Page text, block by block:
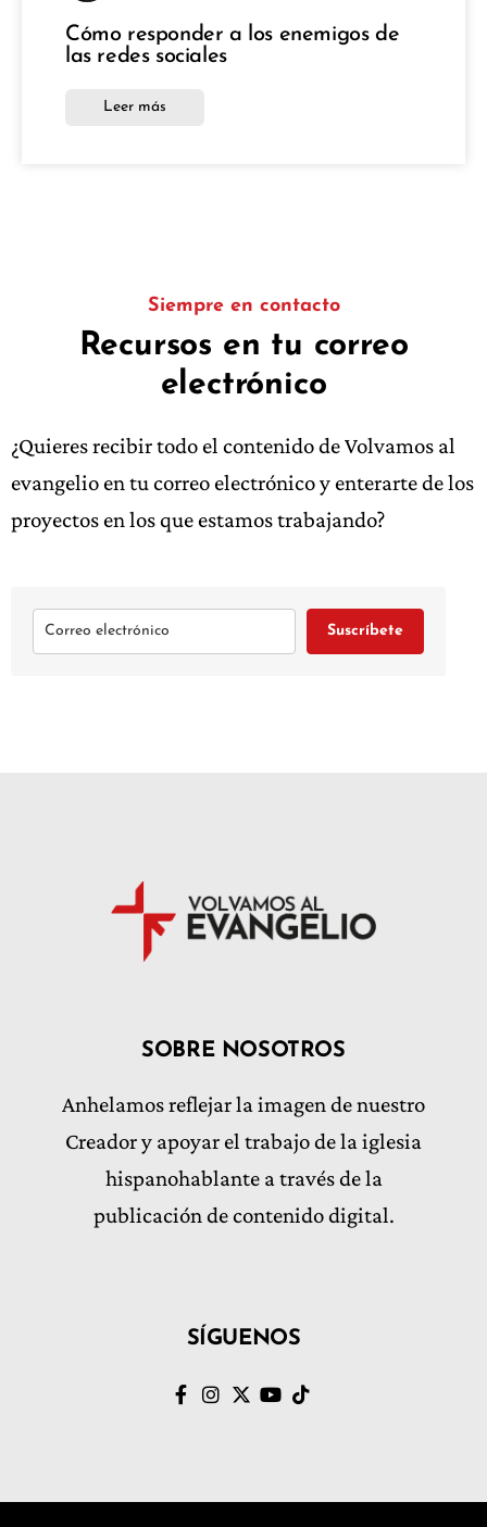
Cómo responder a los enemigos de
las redes sociales
Leer más
Siempre en contacto
Recursos en tu correo
electrónico
¿Quieres recibir todo el contenido de Volvamos al
evangelio en tu correo electrónico y enterarte de los
proyectos en los que estamos trabajando?
Suscríbete
SOBRE NOSOTROS
Anhelamos reflejar la imagen de nuestro
Creador y apoyar el trabajo de la iglesia
hispanohablante a través de la
publicación de contenido digital.
SÍGUENOS